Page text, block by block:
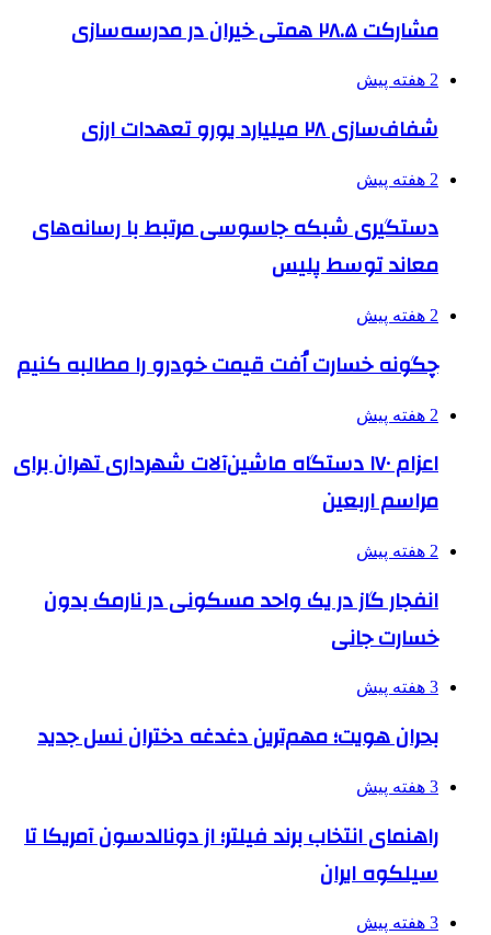
مشارکت ۲۸.۵ همتی خیران در مدرسه‌سازی
2 هفته پیش
شفاف‌سازی ۲۸ میلیارد یورو تعهدات ارزی
2 هفته پیش
دستگیری شبکه جاسوسی مرتبط با رسانه‌های
معاند توسط پلیس
2 هفته پیش
چگونه خسارت اُفت قیمت خودرو را مطالبه کنیم
2 هفته پیش
اعزام ۱۷۰ دستگاه ماشین‌آلات شهرداری تهران برای
مراسم اربعین
2 هفته پیش
انفجار گاز در یک واحد مسکونی در نارمک بدون
خسارت جانی
3 هفته پیش
بحران هویت؛ مهم‌ترین دغدغه دختران نسل جدید
3 هفته پیش
راهنمای انتخاب برند فیلتر؛ از دونالدسون آمریکا تا
سیلکوه ایران
3 هفته پیش